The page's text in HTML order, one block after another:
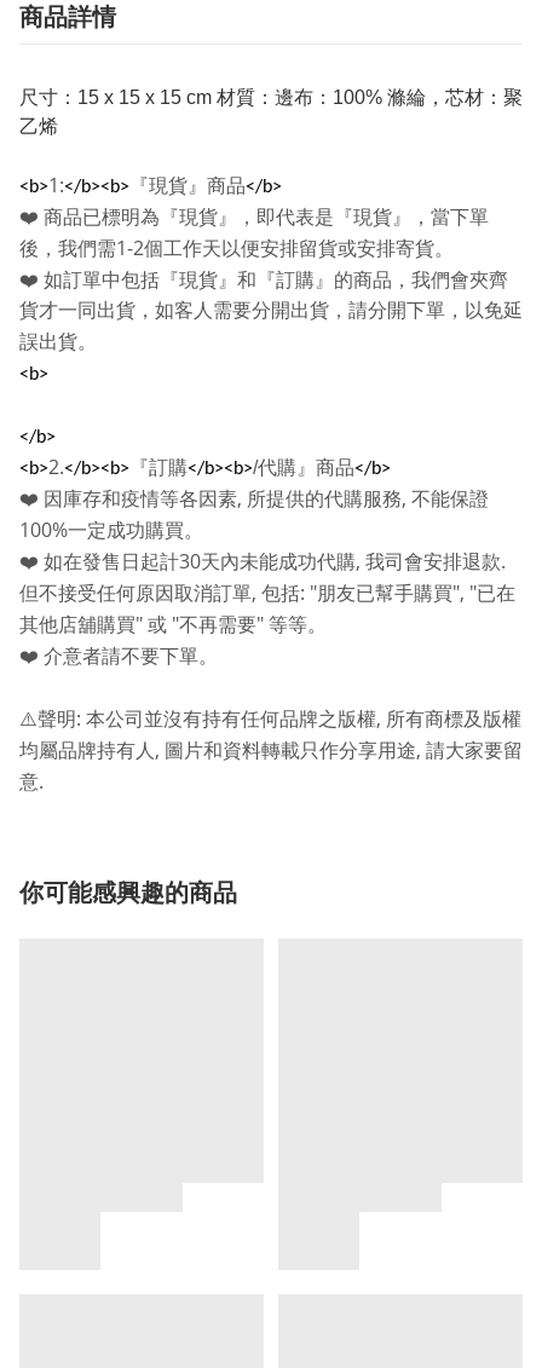
商品詳情
尺寸：15 x 15 x 15 cm 材質：邊布：100% 滌綸，芯材：聚
乙烯
<b>1:</b><b> 『現貨』商品</b>
❤️ 商品已標明為『現貨』，即代表是『現貨』，當下單
後，我們需1-2個工作天以便安排留貨或安排寄貨。
❤️ 如訂單中包括『現貨』和『訂購』的商品，我們會夾齊
貨才一同出貨，如客人需要分開出貨，請分開下單，以免延
誤出貨。
<b>
</b>
<b>2.</b><b> 『訂購</b><b>/代購』商品</b>
❤️ 因庫存和疫情等各因素, 所提供的代購服務, 不能保證
100%一定成功購買。
❤️ 如在發售日起計30天內未能成功代購, 我司會安排退款.
但不接受任何原因取消訂單, 包括: "朋友已幫手購買", "已在
其他店舖購買" 或 "不再需要" 等等。
❤️ 介意者請不要下單。
⚠️聲明: 本公司並沒有持有任何品牌之版權, 所有商標及版權
均屬品牌持有人 , 圖片和資料轉載只作分享用途, 請大家要留
意.
你可能感興趣的商品